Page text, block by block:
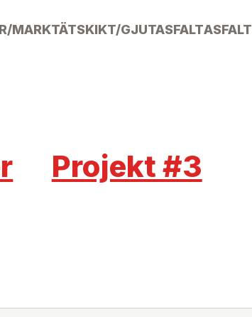
MARKTÄTSKIKT/GJUTASFALTASFALT
Projekt #3